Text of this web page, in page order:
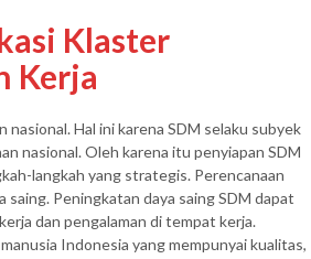
Klaster
Kerja
nasional. Hal ini karena SDM selaku subyek
nasional. Oleh karena itu penyiapan SDM
langkah yang strategis. Perencanaan
Peningkatan daya saing SDM dapat
dan pengalaman di tempat kerja.
Indonesia yang mempunyai kualitas,